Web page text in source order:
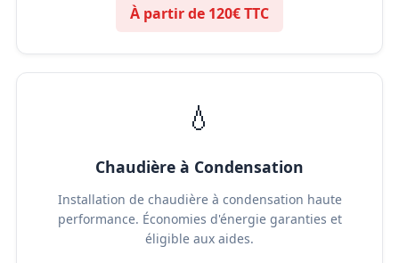
À partir de 120€ TTC
💧
Chaudière à Condensation
Installation de chaudière à condensation haute
performance. Économies d'énergie garanties et
éligible aux aides.